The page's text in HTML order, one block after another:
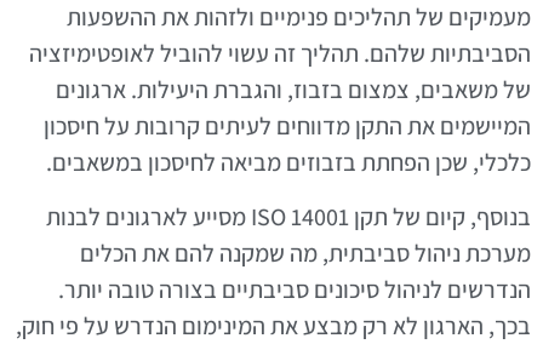
מעמיקים של תהליכים פנימיים ולזהות את ההשפעות
הסביבתיות שלהם. תהליך זה עשוי להוביל לאופטימיזציה
של משאבים, צמצום בזבוז, והגברת היעילות. ארגונים
המיישמים את התקן מדווחים לעיתים קרובות על חיסכון
כלכלי, שכן הפחתת בזבוזים מביאה לחיסכון במשאבים.
בנוסף, קיום של תקן ISO 14001 מסייע לארגונים לבנות
מערכת ניהול סביבתית, מה שמקנה להם את הכלים
הנדרשים לניהול סיכונים סביבתיים בצורה טובה יותר.
בכך, הארגון לא רק מבצע את המינימום הנדרש על פי חוק,